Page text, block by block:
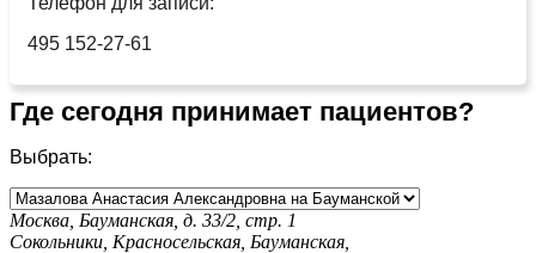
495 152-27-61
Где сегодня принимает пациентов?
Выбрать:
Москва, Бауманская, д. 33/2, стр. 1
Сокольники, Красносельская, Бауманская,